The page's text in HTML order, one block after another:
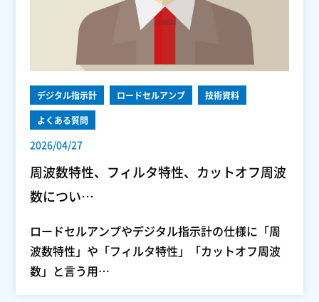
デジタル指示計 ロードセルアンプ 技術資料
よくある質問
2026/04/27
周波数特性、フィルタ特性、カットオフ周波
数につい…
ロードセルアンプやデジタル指示計の仕様に「周
波数特性」や「フィルタ特性」「カットオフ周波
数」と言う用…